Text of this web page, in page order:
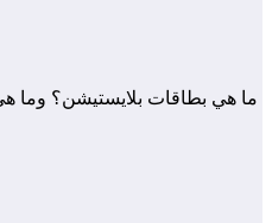
ما هي بطاقات بلايستيشن؟ وما